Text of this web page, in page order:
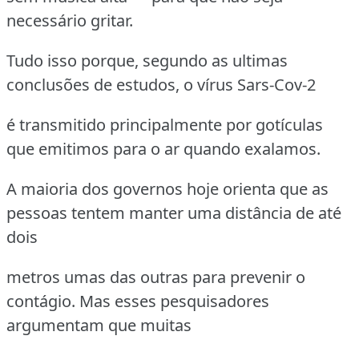
necessário gritar.
Tudo isso porque, segundo as ultimas
conclusões de estudos, o vírus Sars-Cov-2
é transmitido principalmente por gotículas
que emitimos para o ar quando exalamos.
A maioria dos governos hoje orienta que as
pessoas tentem manter uma distância de até
dois
metros umas das outras para prevenir o
contágio. Mas esses pesquisadores
argumentam que muitas